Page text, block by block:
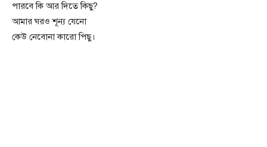
পারবে কি আর দিতে কিছু?
আমার ঘরও শূন্য যেনো
কেউ নেবোনা কারো পিছু।